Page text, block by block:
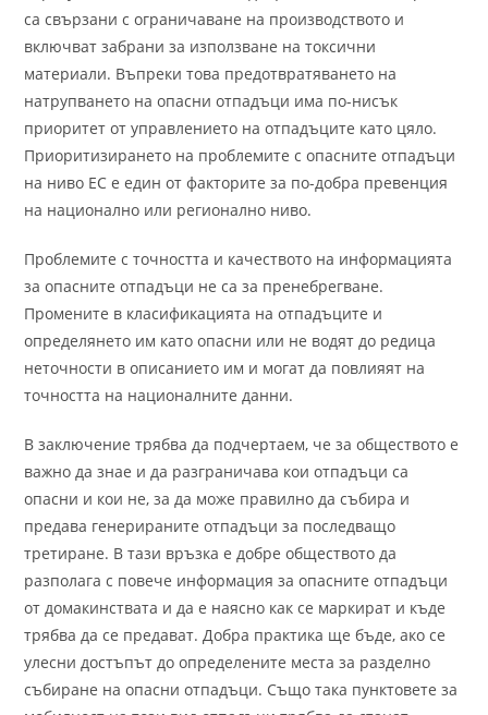
са свързани с ограничаване на производството и
включват забрани за използване на токсични
материали. Въпреки това предотвратяването на
натрупването на опасни отпадъци има по-нисък
приоритет от управлението на отпадъците като цяло.
Приоритизирането на проблемите с опасните отпадъци
на ниво ЕС е един от факторите за по-добра превенция
на национално или регионално ниво.
Проблемите с точността и качеството на информацията
за опасните отпадъци не са за пренебрегване.
Промените в класификацията на отпадъците и
определянето им като опасни или не водят до редица
неточности в описанието им и могат да повлияят на
точността на националните данни.
В заключение трябва да подчертаем, че за обществото е
важно да знае и да разграничава кои отпадъци са
опасни и кои не, за да може правилно да събира и
предава генерираните отпадъци за последващо
третиране. В тази връзка е добре обществото да
разполага с повече информация за опасните отпадъци
от домакинствата и да е наясно как се маркират и къде
трябва да се предават. Добра практика ще бъде, ако се
улесни достъпът до определените места за разделно
събиране на опасни отпадъци. Също така пунктовете за